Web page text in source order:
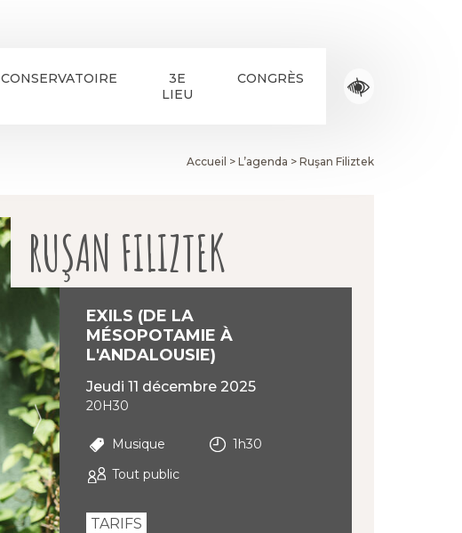
CONSERVATOIRE
3E
LIEU
CONGRÈS
Accueil > L’agenda > Ruşan Filiztek
RUŞAN FILIZTEK
EXILS (DE LA
MÉSOPOTAMIE À
L'ANDALOUSIE)
jeudi 11 décembre 2025
20H30
Musique
1h30
Tout public
TARIFS